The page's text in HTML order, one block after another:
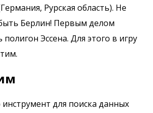
Рурская область). Не
Берлин! Первым делом
Эссена. Для этого в игру
для поиска данных